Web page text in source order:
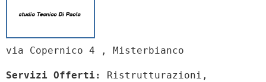
via Copernico 4 , Misterbianco
Servizi Offerti:
Ristrutturazioni,